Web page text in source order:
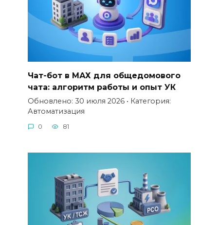
Чат-бот в МАХ для общедомового
чата: алгоритм работы и опыт УК
Обновлено: 30 июля 2026 • Категория:
Автоматизация
0 81